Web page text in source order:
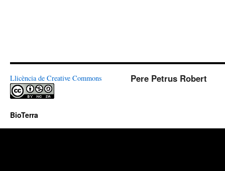
Llicència de Creative Commons Pere Petrus Robert
BioTerra